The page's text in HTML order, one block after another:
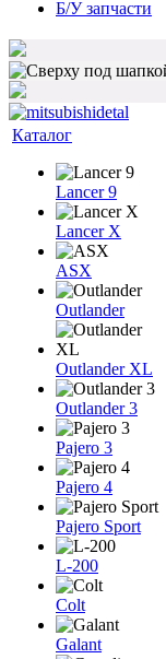
Б/У запчасти
Каталог
Lancer 9
Lancer X
ASX
Outlander
Outlander XL
Outlander 3
Pajero 3
Pajero 4
Pajero Sport
L-200
Colt
Galant